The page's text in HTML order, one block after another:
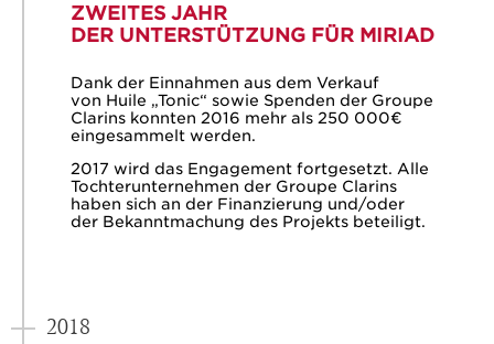
ZWEITES JAHR
DER UNTERSTÜTZUNG FÜR MIRIAD
Dank der Einnahmen aus dem Verkauf
von Huile „Tonic“ sowie Spenden der Groupe
Clarins konnten 2016 mehr als 250 000€
eingesammelt werden.
2017 wird das Engagement fortgesetzt. Alle
Tochterunternehmen der Groupe Clarins
haben sich an der Finanzierung und/oder
der Bekanntmachung des Projekts beteiligt.
2018